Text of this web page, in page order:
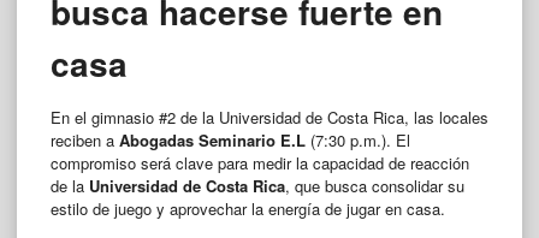
busca hacerse fuerte en
casa
En el gimnasio #2 de la Universidad de Costa Rica, las locales
reciben a Abogadas Seminario E.L (7:30 p.m.). El
compromiso será clave para medir la capacidad de reacción
de la Universidad de Costa Rica, que busca consolidar su
estilo de juego y aprovechar la energía de jugar en casa.